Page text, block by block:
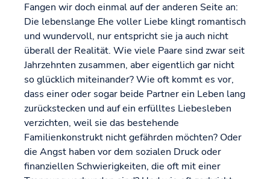
Fangen wir doch einmal auf der anderen Seite an:
Die lebenslange Ehe voller Liebe klingt romantisch
und wundervoll, nur entspricht sie ja auch nicht
überall der Realität. Wie viele Paare sind zwar seit
Jahrzehnten zusammen, aber eigentlich gar nicht
so glücklich miteinander? Wie oft kommt es vor,
dass einer oder sogar beide Partner ein Leben lang
zurückstecken und auf ein erfülltes Liebesleben
verzichten, weil sie das bestehende
Familienkonstrukt nicht gefährden möchten? Oder
die Angst haben vor dem sozialen Druck oder
finanziellen Schwierigkeiten, die oft mit einer